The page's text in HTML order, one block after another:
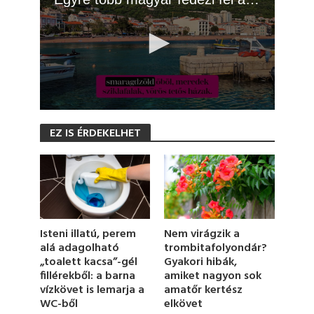
s
d
o
f
m
i
n
u
t
e
,
EZ IS ÉRDEKELHET
Isteni illatú, perem
alá adagolható
„toalett kacsa”-gél
fillérekből: a barna
vízkövet is lemarja a
WC-ből
Nem virágzik a
trombitafolyondár?
Gyakori hibák,
amiket nagyon sok
amatőr kertész
elkövet